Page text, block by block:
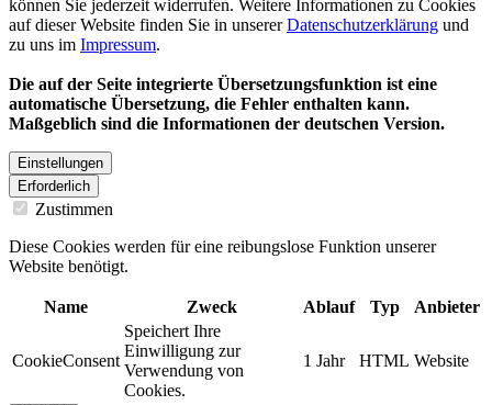
können Sie jederzeit widerrufen. Weitere Informationen zu Cookies
auf dieser Website finden Sie in unsererDatenschutzerklärung und
zu uns im Impressum.
Die auf der Seite integrierte Übersetzungsfunktion ist eine
automatische Übersetzung, die Fehler enthalten kann.
Maßgeblich sind die Informationen der deutschen Version.
Einstellungen
Erforderlich
Zustimmen
Diese Cookies werden für eine reibungslose Funktion unserer
Website benötigt.
Name Zweck Ablauf Typ Anbieter
CookieConsent
Speichert Ihre
Einwilligung zur
Verwendung von
Cookies.
1 Jahr HTML Website